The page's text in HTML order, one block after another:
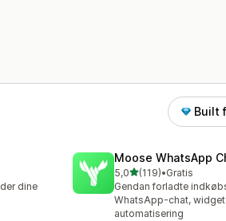
Built
dine
Moose WhatsApp
5,0ud af 5 stjerner
(119)
119 anmeldelser i alt
•Gratis
Gendan forladte
WhatsApp-chat,
automatisering